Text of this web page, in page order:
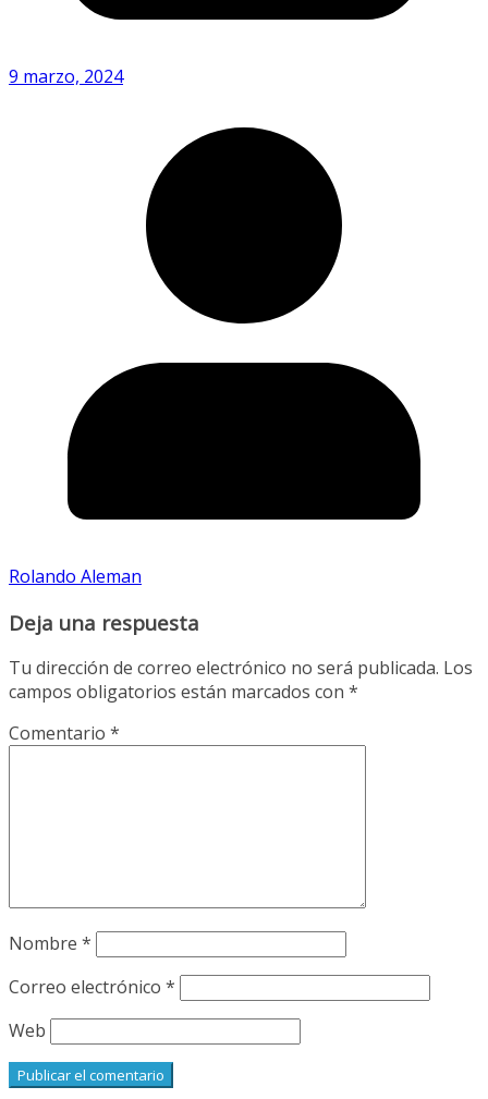
9 marzo, 2024
Rolando Aleman
Deja una respuesta
Tu dirección de correo electrónico no será publicada. Los
campos obligatorios están marcados con *
Comentario *
Nombre *
Correo electrónico *
Web